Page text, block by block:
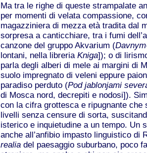
Ma tra le righe di queste strampalate
per momenti di velata compassione,
magazziniera di mezza età tradita dal
sorpresa a canticchiare, tra i fumi
canzone del gruppo Akvarium (
lontani, nella libreria Kniga]); o di
parla degli alberi di mele ai margini di
suolo impregnato di veleni eppure
paradiso perduto (Pod jablonjami
di Mosca nord, decrepiti e nodosi]).
con la cifra grottesca e ripugnante
livelli senza censure di sorta,
isterico e inquietudine a un tempo. Un
anche all’anfibio impasto linguistico di
realia del paesaggio suburbano, poco